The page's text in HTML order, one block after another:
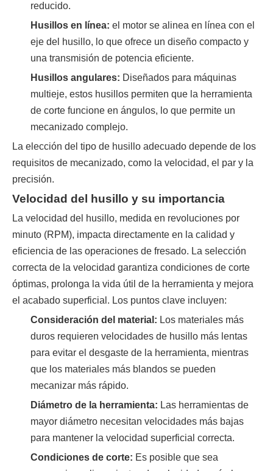
reducido.
Husillos en línea: el motor se alinea en línea con el
eje del husillo, lo que ofrece un diseño compacto y
una transmisión de potencia eficiente.
Husillos angulares: Diseñados para máquinas
multieje, estos husillos permiten que la herramienta
de corte funcione en ángulos, lo que permite un
mecanizado complejo.
La elección del tipo de husillo adecuado depende de los
requisitos de mecanizado, como la velocidad, el par y la
precisión.
Velocidad del husillo y su importancia
La velocidad del husillo, medida en revoluciones por
minuto (RPM), impacta directamente en la calidad y
eficiencia de las operaciones de fresado. La selección
correcta de la velocidad garantiza condiciones de corte
óptimas, prolonga la vida útil de la herramienta y mejora
el acabado superficial. Los puntos clave incluyen:
Consideración del material: Los materiales más
duros requieren velocidades de husillo más lentas
para evitar el desgaste de la herramienta, mientras
que los materiales más blandos se pueden
mecanizar más rápido.
Diámetro de la herramienta: Las herramientas de
mayor diámetro necesitan velocidades más bajas
para mantener la velocidad superficial correcta.
Condiciones de corte: Es posible que sea